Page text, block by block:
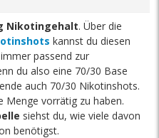
Nikotingehalt. Über die
kannst du diesen
passend zur
du also eine 70/30 Base
auch 70/30 Nikotinshots.
Menge vorrätig zu haben.
siehst du, wie viele davon
benötigst.